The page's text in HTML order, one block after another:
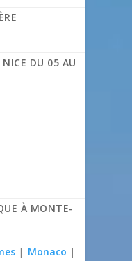
DU 05 AU
À MONTE-
| Monaco |